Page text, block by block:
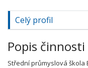
Celý profil
Popis činnosti
Střední průmyslová škola